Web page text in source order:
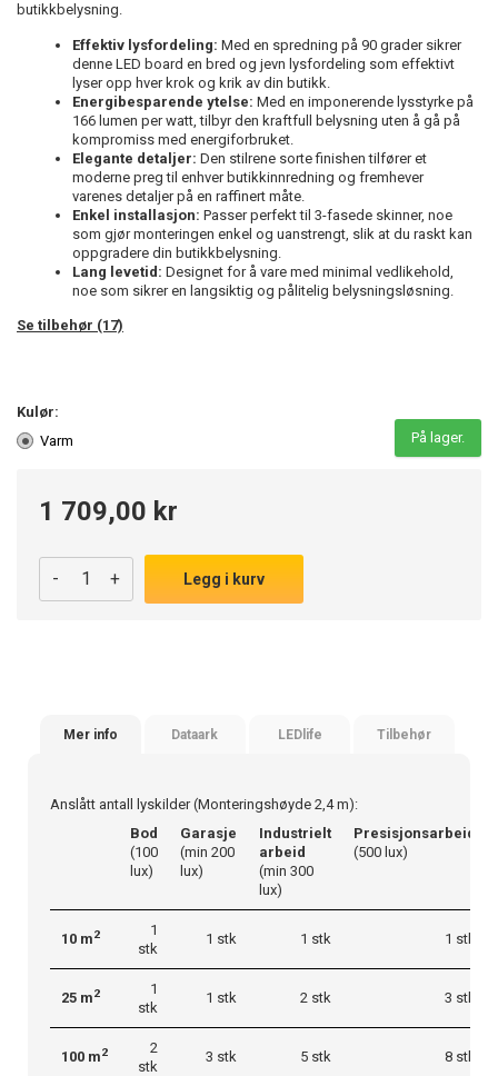
butikkbelysning.
Effektiv lysfordeling: Med en spredning på 90 grader sikrer
denne LED board en bred og jevn lysfordeling som effektivt
lyser opp hver krok og krik av din butikk.
Energibesparende ytelse: Med en imponerende lysstyrke på
166 lumen per watt, tilbyr den kraftfull belysning uten å gå på
kompromiss med energiforbruket.
Elegante detaljer: Den stilrene sorte finishen tilfører et
moderne preg til enhver butikkinnredning og fremhever
varenes detaljer på en raffinert måte.
Enkel installasjon: Passer perfekt til 3-fasede skinner, noe
som gjør monteringen enkel og uanstrengt, slik at du raskt kan
oppgradere din butikkbelysning.
Lang levetid: Designet for å vare med minimal vedlikehold,
noe som sikrer en langsiktig og pålitelig belysningsløsning.
Se tilbehør (17)
Kulør:
Varm
På lager.
1 709,00 kr
- + Legg i kurv
Mer info Dataark LEDlife Tilbehør
Anslått antall lyskilder (Monteringshøyde 2,4 m):
Bod
(100
lux)
Garasje
(min 200
lux)
Industrielt
arbeid
(min 300
lux)
Presisjonsarbeid
(500 lux)
10 m2
1
stk
1 stk 1 stk 1 stk
25 m2
1
stk
1 stk 2 stk 3 stk
100 m2
2
stk
3 stk 5 stk 8 stk